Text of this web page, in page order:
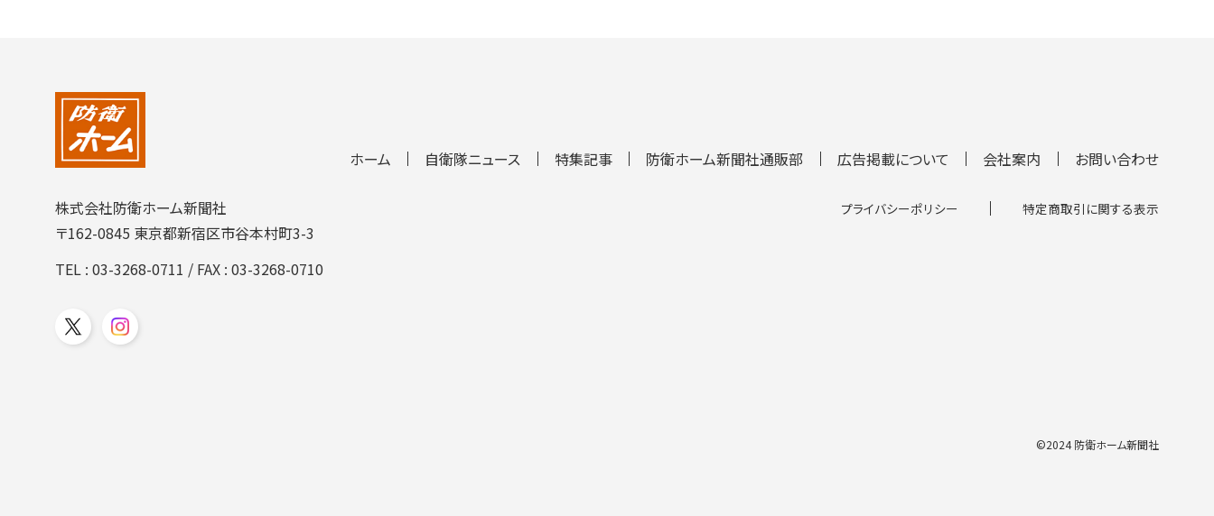
株式会社防衛ホーム新聞社
〒162-0845 東京都新宿区市谷本村町3-3
TEL :03-3268-0711 / FAX : 03-3268-0710
ホーム 自衛隊ニュース 特集記事 防衛ホーム新聞社通販部 広告掲載について 会社案内 お問い合わせ
プライバシーポリシー 特定商取引に関する表示
©2024 防衛ホーム新聞社